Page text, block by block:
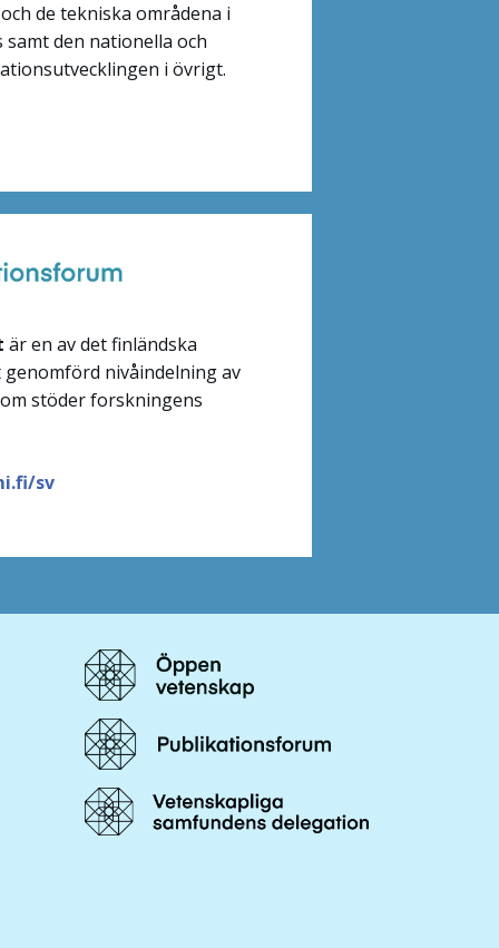
de tekniska områdena i
samt den nationella och
i övrigt.
är en av det finländska
nivåindelning av
stöder forskningens
sv